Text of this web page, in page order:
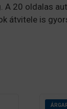
20 oldalas
átvitele is